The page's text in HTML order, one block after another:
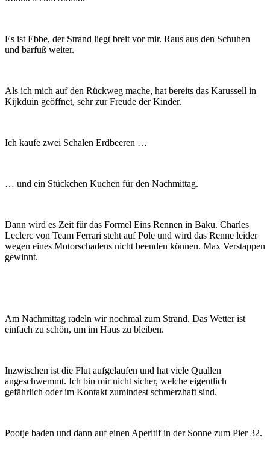
Es ist Ebbe, der Strand liegt breit vor mir. Raus aus den Schuhen
und barfuß weiter.
Als ich mich auf den Rückweg mache, hat bereits das Karussell in
Kijkduin geöffnet, sehr zur Freude der Kinder.
Ich kaufe zwei Schalen Erdbeeren …
… und ein Stückchen Kuchen für den Nachmittag.
Dann wird es Zeit für das Formel Eins Rennen in Baku. Charles
Leclerc von Team Ferrari steht auf Pole und wird das Renne leider
wegen eines Motorschadens nicht beenden können. Max Verstappen
gewinnt.
Am Nachmittag radeln wir nochmal zum Strand. Das Wetter ist
einfach zu schön, um im Haus zu bleiben.
Inzwischen ist die Flut aufgelaufen und hat viele Quallen
angeschwemmt. Ich bin mir nicht sicher, welche eigentlich
gefährlich oder im Kontakt zumindest schmerzhaft sind.
Pootje baden und dann auf einen Aperitif in der Sonne zum Pier 32.